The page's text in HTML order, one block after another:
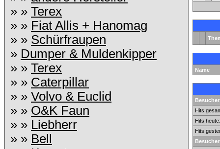
» » Terex
» » Fiat Allis + Hanomag
» » Schürfraupen
» Dumper & Muldenkipper
» » Terex
» » Caterpillar
» » Volvo & Euclid
» » O&K Faun
» » Liebherr
» » Bell
Name
Hits
Hits heute:
Hits